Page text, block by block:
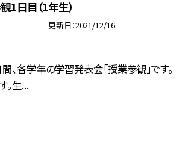
日目（1年生）
更新日 2021/12/16
、各学年の学習発表会「授業参観」です。
。生...